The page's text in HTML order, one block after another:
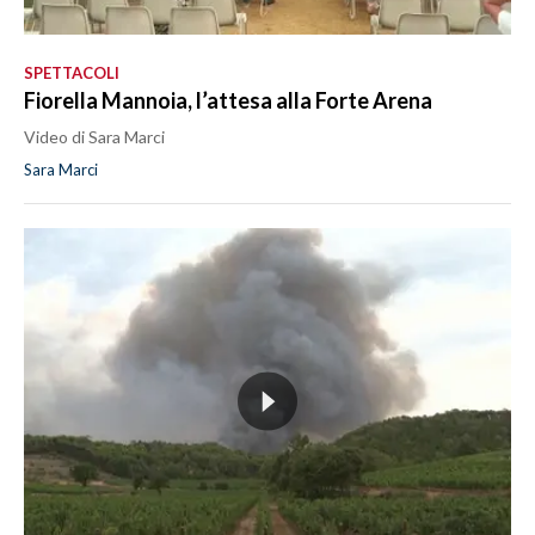
SPETTACOLI
Fiorella Mannoia, l’attesa alla Forte Arena
Video di Sara Marci
Sara Marci